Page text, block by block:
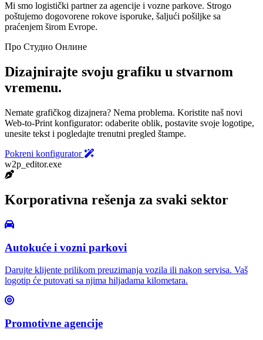
Mi smo logistički partner za agencije i vozne parkove. Strogo
poštujemo dogovorene rokove isporuke, šaljući pošiljke sa
praćenjem širom Evrope.
Про Студио Онлине
Dizajnirajte svoju grafiku u stvarnom
vremenu.
Nemate grafičkog dizajnera? Nema problema. Koristite naš novi
Web-to-Print konfigurator: odaberite oblik, postavite svoje logotipe,
unesite tekst i pogledajte trenutni pregled štampe.
Pokreni konfigurator
w2p_editor.exe
Korporativna rešenja za svaki sektor
Autokuće i vozni parkovi
Darujte klijente prilikom preuzimanja vozila ili nakon servisa. Vaš
logotip će putovati sa njima hiljadama kilometara.
Promotivne agencije